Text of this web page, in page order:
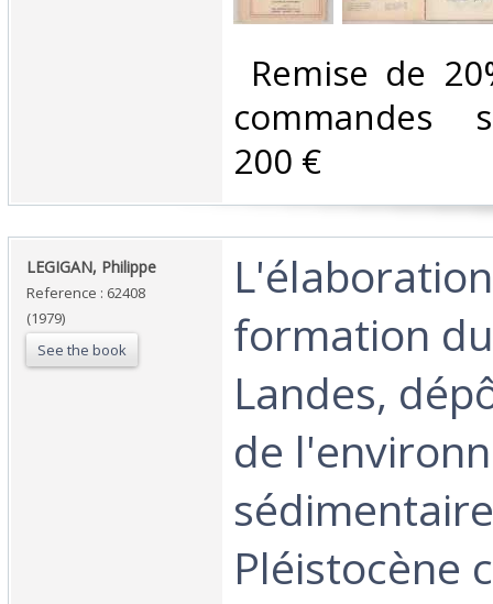
Remise de
commandes
200 €‎
‎LEGIGAN, Philippe‎
Reference : 62408
(1979)
See the book
formation
Landes,
de
Pléistocène